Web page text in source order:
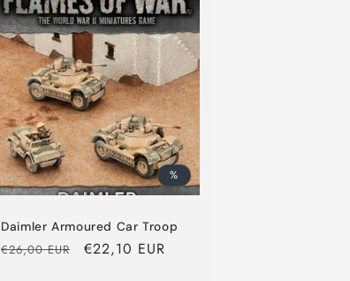
%
Daimler Armoured Car Troop
Normaler
€26,00 EUR Verkaufspreis
€22,10 EUR